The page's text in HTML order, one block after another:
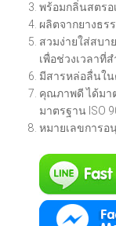
พร้อมกลิ่นสตรอ
ผลิตจากยางธ
สวมง่ายใส่สบา
เพื่อช่วงเวลา
มีสารหล่อลื่นใน
คุณภาพดี ได้มา
มาตรฐาน ISO
หมายเลขการอ